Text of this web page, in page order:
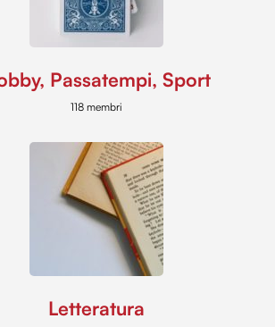
Passatempi, Sport
118 membri
Letteratura